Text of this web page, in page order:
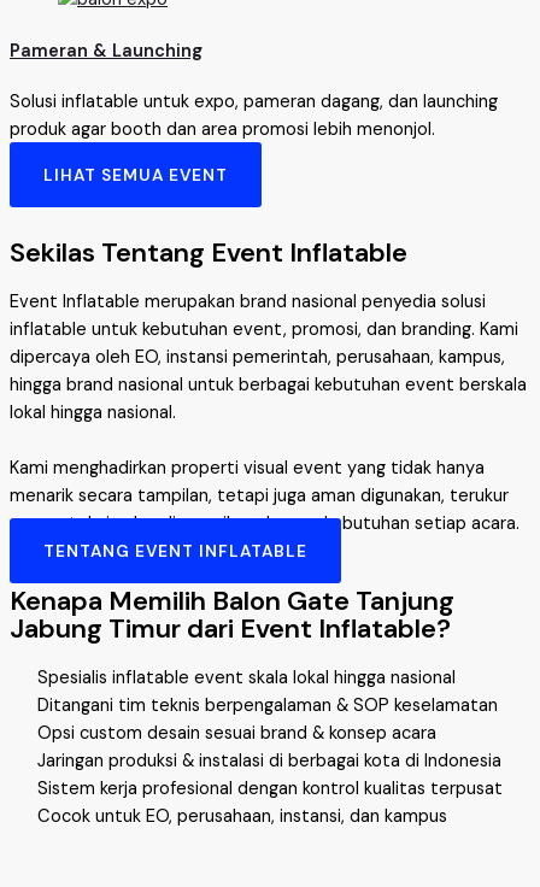
Pameran & Launching
Solusi inflatable untuk expo, pameran dagang, dan launching
produk agar booth dan area promosi lebih menonjol.
LIHAT SEMUA EVENT
Sekilas Tentang Event Inflatable
Event Inflatable merupakan brand nasional penyedia solusi
inflatable untuk kebutuhan event, promosi, dan branding. Kami
dipercaya oleh EO, instansi pemerintah, perusahaan, kampus,
hingga brand nasional untuk berbagai kebutuhan event berskala
lokal hingga nasional.
Kami menghadirkan properti visual event yang tidak hanya
menarik secara tampilan, tetapi juga aman digunakan, terukur
secara teknis, dan disesuaikan dengan kebutuhan setiap acara.
TENTANG EVENT INFLATABLE
Kenapa Memilih Balon Gate Tanjung
Jabung Timur dari Event Inflatable?
Spesialis inflatable event skala lokal hingga nasional
Ditangani tim teknis berpengalaman & SOP keselamatan
Opsi custom desain sesuai brand & konsep acara
Jaringan produksi & instalasi di berbagai kota di Indonesia
Sistem kerja profesional dengan kontrol kualitas terpusat
Cocok untuk EO, perusahaan, instansi, dan kampus